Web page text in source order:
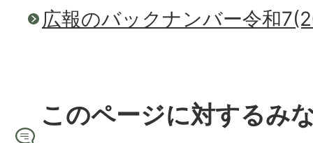
広報のバックナンバー令和
このページに対するみ